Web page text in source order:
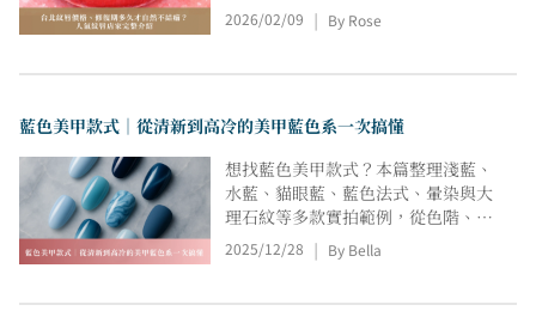
間，並解析 紋唇修復期多久才會自然
不結痂，同時彙整多間 人氣台北紋唇
為諮詢與預約前的重要參考。
2026/02/09 By Rose
藍色美甲款式｜從清新到高冷的美甲藍色系一次搞懂
想找藍色美甲款式？本篇整理淺藍、
水藍、貓眼藍、藍色法式、暈染與大
理石紋等多款實拍範例，從色階、質
地到細節搭配一次拆解。無論偏好清
爽、冷調、優雅或高級礦石風，都能
2025/12/28 By Bella